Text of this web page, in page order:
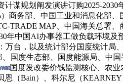
谋规划阐发演讲订购2025-2030
商务部、中国工业和消息化部
TRADE MAP、中国海关总署
年中国AI办事器工做负载环境及
万台，以及统计部分国度统计局
国度生态部、国度能源局、中
国度发改委价钱监测核心、农
（Bain）、科尔尼（